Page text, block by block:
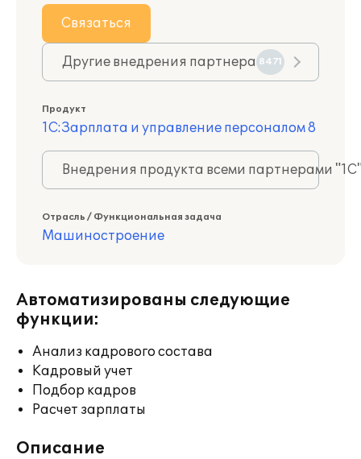
Связаться
Другие внедрения партнера 8471
Продукт
1С:Зарплата и управление персоналом 8
Внедрения продукта всеми партнерами
Отрасль / Функциональная задача
Машиностроение
Автоматизированы следующие
функции:
Анализ кадрового состава
Кадровый учет
Подбор кадров
Расчет зарплаты
Описание